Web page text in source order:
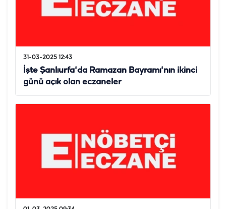
31-03-2025 12:43
İşte Şanlıurfa'da Ramazan Bayramı'nın ikinci
günü açık olan eczaneler